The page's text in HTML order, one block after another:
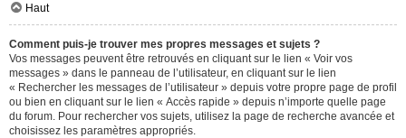
Haut
Comment puis-je trouver mes propres messages et sujets ?
Vos messages peuvent être retrouvés en cliquant sur le lien « Voir vos
messages » dans le panneau de l’utilisateur, en cliquant sur le lien
« Rechercher les messages de l’utilisateur » depuis votre propre page de profil
ou bien en cliquant sur le lien « Accès rapide » depuis n’importe quelle page
du forum. Pour rechercher vos sujets, utilisez la page de recherche avancée et
choisissez les paramètres appropriés.